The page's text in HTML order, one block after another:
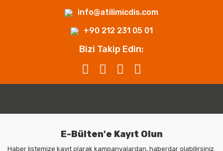
info@atilimicdis.com
+90 212 231 05 01
Bizi Takip Edin:
E-Bülten'e Kayıt Olun
Haber listemize kayıt olarak kampanyalardan, haberdar olabilirsiniz.